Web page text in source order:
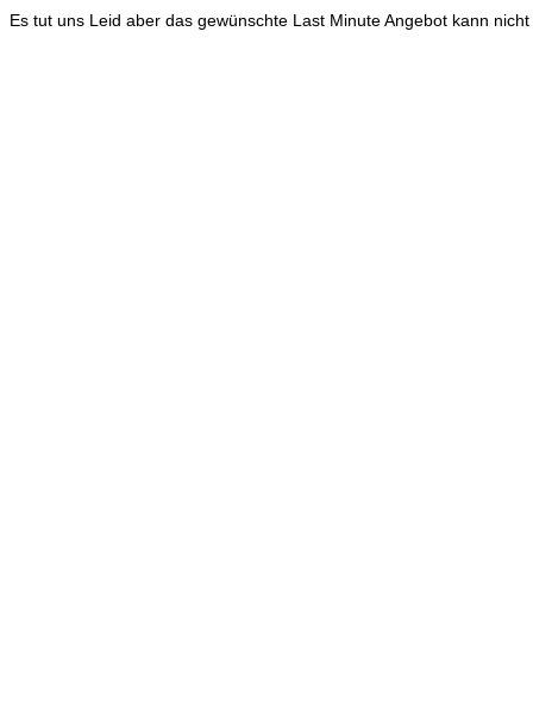
Es tut uns Leid aber das gewünschte Last Minute Angebot kann